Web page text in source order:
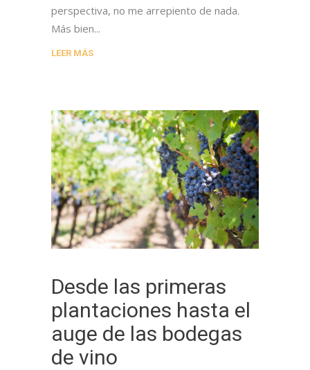
perspectiva, no me arrepiento de nada.
Más bien
LEER MÁS
Desde las primeras
plantaciones hasta el
auge de las bodegas
de vino